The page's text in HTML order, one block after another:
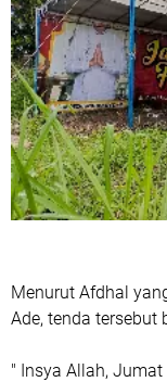
Menurut Afdhal
Ade, tenda tersebut
" Insya Allah,